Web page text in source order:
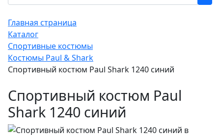
Главная страница
Каталог
Спортивные костюмы
Костюмы Paul & Shark
Спортивный костюм Paul Shark 1240 синий
Спортивный костюм Paul
Shark 1240 синий